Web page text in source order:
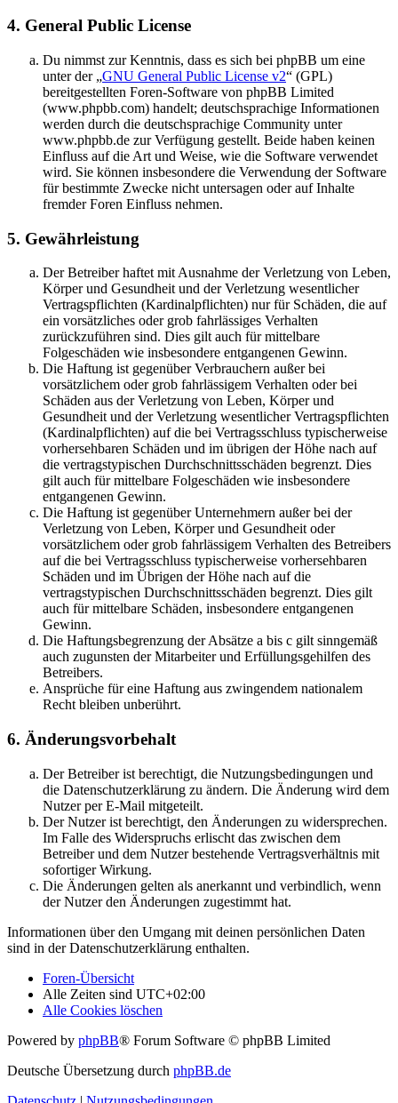
4. General Public License
Du nimmst zur Kenntnis, dass es sich bei phpBB um eine
unter der „GNU General Public License v2“ (GPL)
bereitgestellten Foren-Software von phpBB Limited
(www.phpbb.com) handelt; deutschsprachige Informationen
werden durch die deutschsprachige Community unter
www.phpbb.de zur Verfügung gestellt. Beide haben keinen
Einfluss auf die Art und Weise, wie die Software verwendet
wird. Sie können insbesondere die Verwendung der Software
für bestimmte Zwecke nicht untersagen oder auf Inhalte
fremder Foren Einfluss nehmen.
5. Gewährleistung
Der Betreiber haftet mit Ausnahme der Verletzung von Leben,
Körper und Gesundheit und der Verletzung wesentlicher
Vertragspflichten (Kardinalpflichten) nur für Schäden, die auf
ein vorsätzliches oder grob fahrlässiges Verhalten
zurückzuführen sind. Dies gilt auch für mittelbare
Folgeschäden wie insbesondere entgangenen Gewinn.
Die Haftung ist gegenüber Verbrauchern außer bei
vorsätzlichem oder grob fahrlässigem Verhalten oder bei
Schäden aus der Verletzung von Leben, Körper und
Gesundheit und der Verletzung wesentlicher Vertragspflichten
(Kardinalpflichten) auf die bei Vertragsschluss typischerweise
vorhersehbaren Schäden und im übrigen der Höhe nach auf
die vertragstypischen Durchschnittsschäden begrenzt. Dies
gilt auch für mittelbare Folgeschäden wie insbesondere
entgangenen Gewinn.
Die Haftung ist gegenüber Unternehmern außer bei der
Verletzung von Leben, Körper und Gesundheit oder
vorsätzlichem oder grob fahrlässigem Verhalten des Betreibers
auf die bei Vertragsschluss typischerweise vorhersehbaren
Schäden und im Übrigen der Höhe nach auf die
vertragstypischen Durchschnittsschäden begrenzt. Dies gilt
auch für mittelbare Schäden, insbesondere entgangenen
Gewinn.
Die Haftungsbegrenzung der Absätze a bis c gilt sinngemäß
auch zugunsten der Mitarbeiter und Erfüllungsgehilfen des
Betreibers.
Ansprüche für eine Haftung aus zwingendem nationalem
Recht bleiben unberührt.
6. Änderungsvorbehalt
Der Betreiber ist berechtigt, die Nutzungsbedingungen und
die Datenschutzerklärung zu ändern. Die Änderung wird dem
Nutzer per E-Mail mitgeteilt.
Der Nutzer ist berechtigt, den Änderungen zu widersprechen.
Im Falle des Widerspruchs erlischt das zwischen dem
Betreiber und dem Nutzer bestehende Vertragsverhältnis mit
sofortiger Wirkung.
Die Änderungen gelten als anerkannt und verbindlich, wenn
der Nutzer den Änderungen zugestimmt hat.
Informationen über den Umgang mit deinen persönlichen Daten
sind in der Datenschutzerklärung enthalten.
Foren-Übersicht
Alle Zeiten sind UTC+02:00
Alle Cookies löschen
Powered by phpBB® Forum Software © phpBB Limited
Deutsche Übersetzung durch phpBB.de